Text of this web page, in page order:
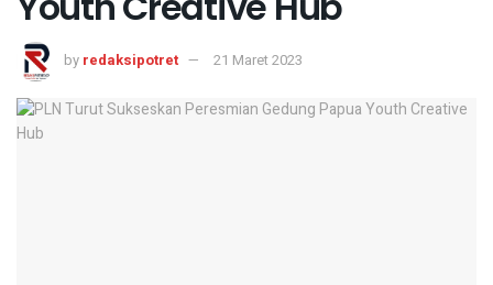
by redaksipotret 21 Maret 2023